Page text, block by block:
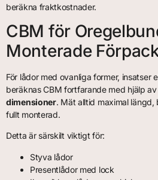
beräkna fraktkostnader.
CBM för
Monterade
För lådor med ovanliga former, insatser
beräknas CBM fortfarande med hjälp
dimensioner. Mät alltid maximal
fullt monterad.
Detta är särskilt viktigt för:
Styva lådor
Presentlådor med lock